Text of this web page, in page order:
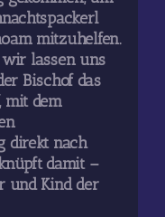
mitzuhelfen.
wir lassen uns
Bischof das
mit dem
direkt nach
damit –
und Kind der